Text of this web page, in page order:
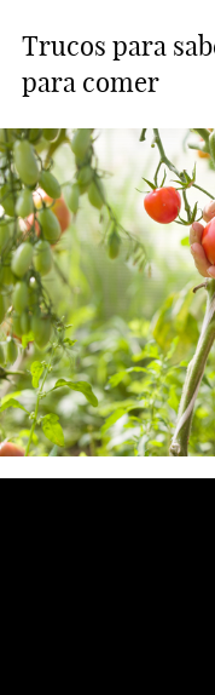
Trucos para
para comer